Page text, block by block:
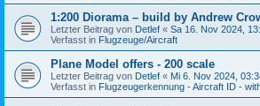
1:200 Diorama – build by Andrew
Letzter Beitrag von Detlef « Sa 16. Nov 2024,
Verfasst in Flugzeuge/Aircraft
Plane Model offers - 200 scale
Letzter Beitrag von Detlef « Mi 6. Nov 2024,
Verfasst in Flugzeugerkennung - Aircraft ID -